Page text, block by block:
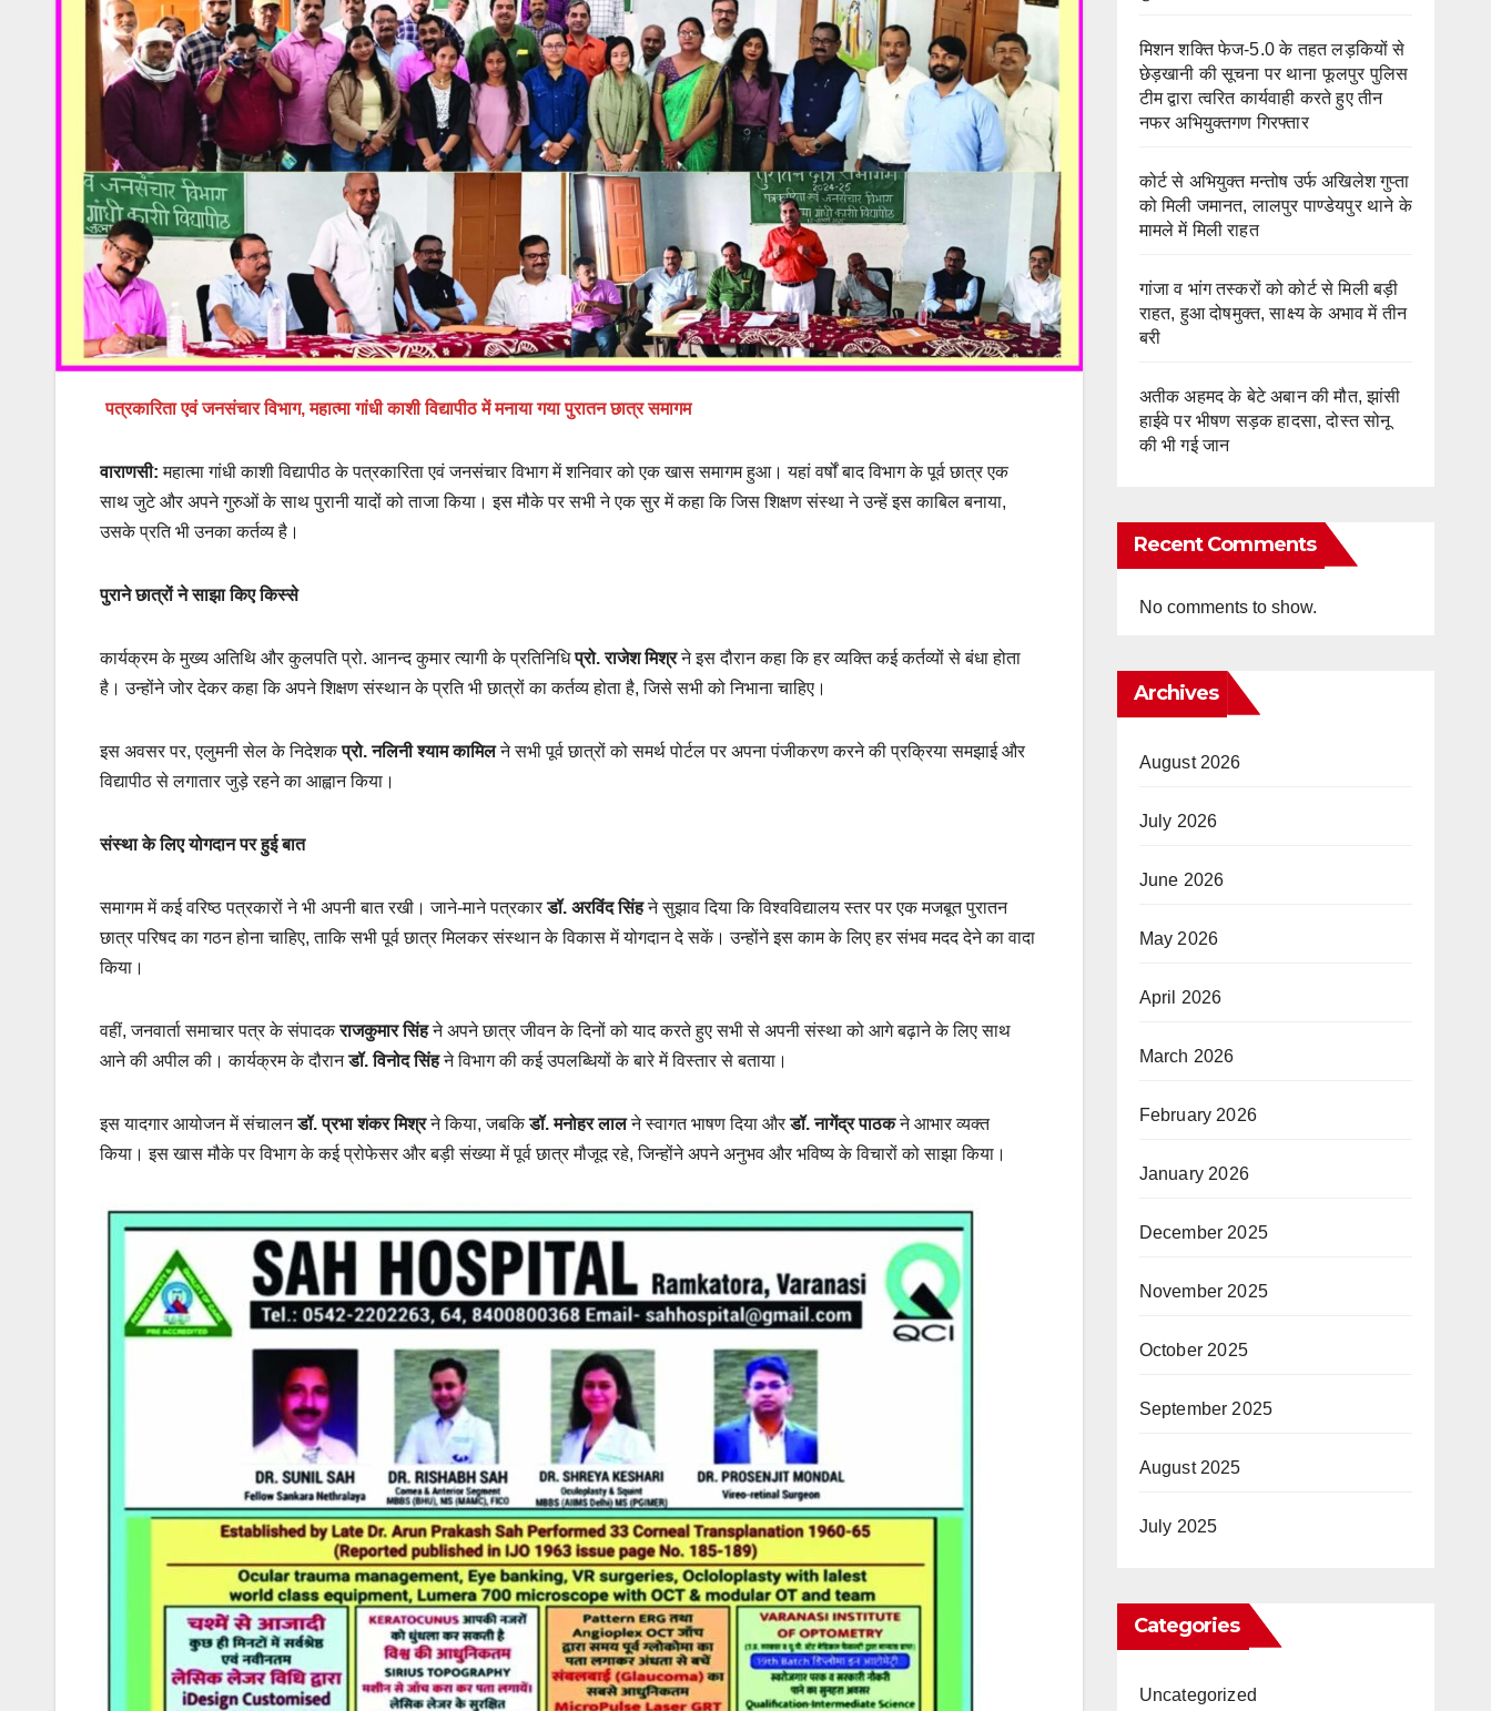
पत्रकारिता एवं जनसंचार विभाग, महात्मा गांधी काशी विद्यापीठ में मनाया गया पुरातन छात्र समागम
वाराणसी: महात्मा गांधी काशी विद्यापीठ के पत्रकारिता एवं जनसंचार विभाग में शनिवार को एक खास समागम हुआ। यहां वर्षों बाद विभाग के पूर्व छात्र एक
साथ जुटे और अपने गुरुओं के साथ पुरानी यादों को ताजा किया। इस मौके पर सभी ने एक सुर में कहा कि जिस शिक्षण संस्था ने उन्हें इस काबिल बनाया,
उसके प्रति भी उनका कर्तव्य है।
पुराने छात्रों ने साझा किए किस्से
कार्यक्रम के मुख्य अतिथि और कुलपति प्रो. आनन्द कुमार त्यागी के प्रतिनिधिप्रो. राजेश मिश्रने इस दौरान कहा कि हर व्यक्ति कई कर्तव्यों से बंधा होता
है। उन्होंने जोर देकर कहा कि अपने शिक्षण संस्थान के प्रति भी छात्रों का कर्तव्य होता है, जिसे सभी को निभाना चाहिए।
इस अवसर पर, एलुमनी सेल के निदेशकप्रो. नलिनी श्याम कामिलने सभी पूर्व छात्रों को समर्थ पोर्टल पर अपना पंजीकरण करने की प्रक्रिया समझाई और
विद्यापीठ से लगातार जुड़े रहने का आह्वान किया।
संस्था के लिए योगदान पर हुई बात
समागम में कई वरिष्ठ पत्रकारों ने भी अपनी बात रखी। जाने-माने पत्रकारडॉ. अरविंद सिंहने सुझाव दिया कि विश्वविद्यालय स्तर पर एक मजबूत पुरातन
छात्र परिषद का गठन होना चाहिए, ताकि सभी पूर्व छात्र मिलकर संस्थान के विकास में योगदान दे सकें। उन्होंने इस काम के लिए हर संभव मदद देने का वादा
किया।
वहीं, जनवार्ता समाचार पत्र के संपादकराजकुमार सिंहने अपने छात्र जीवन के दिनों को याद करते हुए सभी से अपनी संस्था को आगे बढ़ाने के लिए साथ
आने की अपील की। कार्यक्रम के दौरानडॉ. विनोद सिंहने विभाग की कई उपलब्धियों के बारे में विस्तार से बताया।
इस यादगार आयोजन में संचालनडॉ. प्रभा शंकर मिश्रने किया, जबकिडॉ. मनोहर लालने स्वागत भाषण दिया औरडॉ. नागेंद्र पाठकने आभार व्यक्त
किया। इस खास मौके पर विभाग के कई प्रोफेसर और बड़ी संख्या में पूर्व छात्र मौजूद रहे, जिन्होंने अपने अनुभव और भविष्य के विचारों को साझा किया।
मिशन शक्ति फेज-5.0 के तहत लड़कियों से
छेड़खानी की सूचना पर थाना फूलपुर पुलिस
टीम द्वारा त्वरित कार्यवाही करते हुए तीन
नफर अभियुक्तगण गिरफ्तार
कोर्ट से अभियुक्त मन्तोष उर्फ अखिलेश गुप्ता
को मिली जमानत, लालपुर पाण्डेयपुर थाने के
मामले में मिली राहत
गांजा व भांग तस्करों को कोर्ट से मिली बड़ी
राहत, हुआ दोषमुक्त, साक्ष्य के अभाव में तीन
बरी
अतीक अहमद के बेटे अबान की मौत, झांसी
हाईवे पर भीषण सड़क हादसा, दोस्त सोनू
की भी गई जान
Recent Comments
No comments to show.
Archives
August 2026
July 2026
June 2026
May 2026
April 2026
March 2026
February 2026
January 2026
December 2025
November 2025
October 2025
September 2025
August 2025
July 2025
Categories
Uncategorized